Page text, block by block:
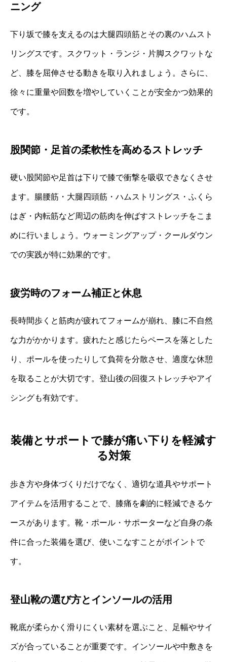
ニング
下り坂で膝を支えるのは大腿四頭筋とその裏のハムスト
リングスです。スクワット・ランジ・片脚スクワットな
ど、膝を屈伸させる動きを取り入れましょう。さらに、
徐々に重量や回数を増やしていくことが安全かつ効果的
です。
股関節・足首の柔軟性を高めるストレッチ
硬い股関節や足首は下りで膝で衝撃を吸収できなくさせ
ます。腸腰筋・大腿四頭筋・ハムストリングス・ふくら
はぎ・内転筋など周辺の筋肉を伸ばすストレッチをこま
めに行いましょう。ウォーミングアップ・クールダウン
での実践が特に効果的です。
疲労時のフォーム補正と休息
長時間歩くと筋肉が疲れてフォームが崩れ、膝に不自然
な力がかかります。疲れたと感じたらペースを落とした
り、ポールを使ったりして負荷を分散させ、適度な休憩
を取ることが大切です。登山後の回復ストレッチやアイ
シングも有効です。
装備とサポートで膝が痛い下りを軽減す
る対策
歩き方や身体づくりだけでなく、適切な道具やサポート
アイテムを活用することで、膝痛を劇的に軽減できるケ
ースがあります。靴・ポール・サポーターなど自身の条
件に合った装備を選び、使いこなすことがポイントで
す。
登山靴の選び方とインソールの活用
靴底が柔らかく滑りにくい素材を選ぶこと、足幅やサイ
ズが合っていることが重要です。インソールや中敷きを